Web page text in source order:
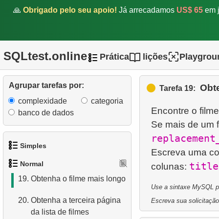
🙏 Obrigado pelo seu apoio! Já arrecadamos US$ 65 em
SQLtest.online Prática lições
Agrupar tarefas por:
complexidade
categoria
banco de dados
Simples
Obtenha a lista de nomes
Normal
14.Analise os dados de
17.Encontre todos os clientes
com pedidos não enviados
18.Obtenha uma lista de
filmes ordenada por vários
19. Obtenha o filme mais longo
20. Obtenha a terceira página
da lista de filmes
Tarefa 19:
Encontre o
Se mais de um
Escreva uma
colunas: title
Use a sintaxe MySQL
Escreva sua